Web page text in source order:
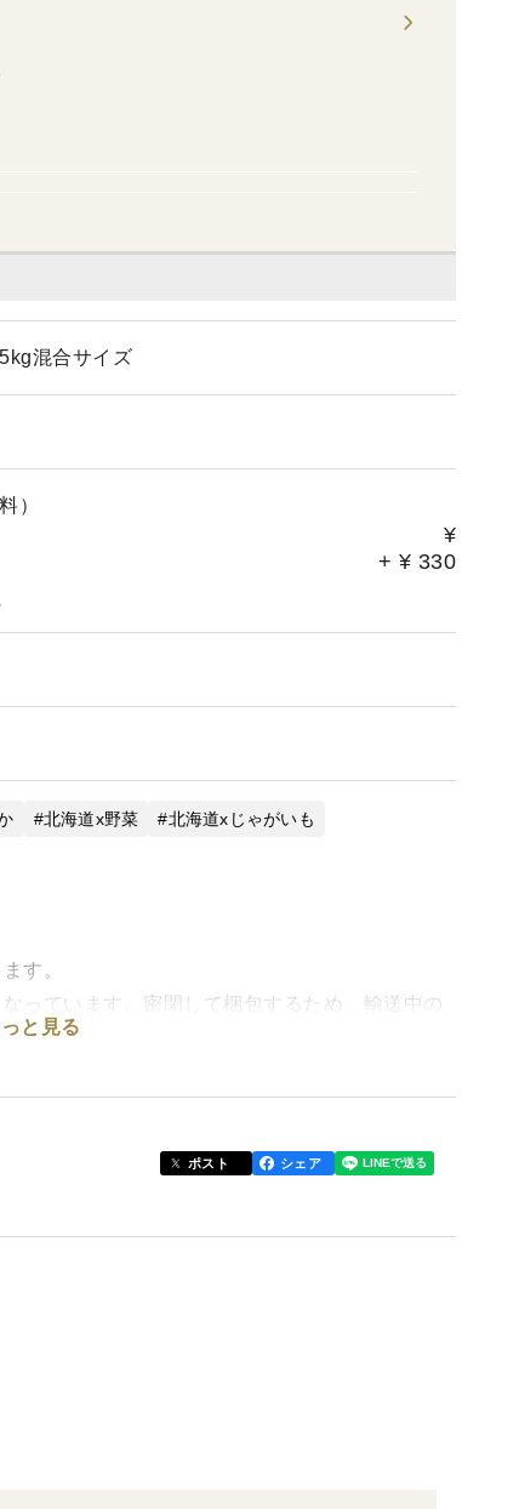
混合サイズ
）
¥
+ ¥ 330
北海道x野菜
北海道xじゃがいも
す。
っています。密閉して梱包するため、輸送中の
す。
と見る
ポスト シェア